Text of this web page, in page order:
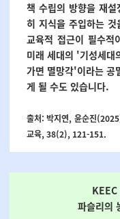
책 수립의 방향을 재
히 지식을 주입하는
교육적 접근이 필수적
미래 세대의 '기성세
가면 멸망각'이라는 공
게 될 수도 있습니다.
출처: 박지연, 윤순진
교육, 38(2), 121-151.
KEEC
파슬리의